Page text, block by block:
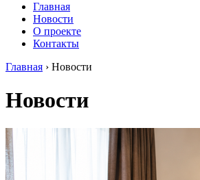
Главная
Новости
О проекте
Контакты
Главная › Новости
Новости